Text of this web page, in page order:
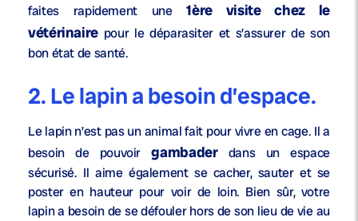
faites rapidement une1ère visite chez le
vétérinaire pour le déparasiter et s’assurer de son
bon état de santé.
2. Le lapin a besoin d’espace.
Le lapin n’est pas un animal fait pour vivre en cage. Il a
besoin de pouvoirgambaderdans un espace
sécurisé. Il aime également se cacher, sauter et se
poster en hauteur pour voir de loin. Bien sûr, votre
lapin a besoin de se défouler hors de son lieu de vie au